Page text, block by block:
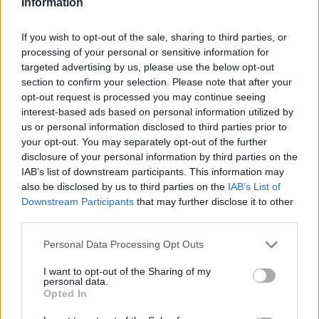
If you wish to opt-out of the sale, sharing to third parties, or
processing of your personal or sensitive information for
targeted advertising by us, please use the below opt-out
section to confirm your selection. Please note that after your
opt-out request is processed you may continue seeing
interest-based ads based on personal information utilized by
us or personal information disclosed to third parties prior to
your opt-out. You may separately opt-out of the further
disclosure of your personal information by third parties on the
IAB’s list of downstream participants. This information may
also be disclosed by us to third parties on the IAB’s List of
Downstream Participants that may further disclose it to other
Please note that this website/app uses one or more Google
not limited to your visit or usage behaviour. You may click to
grant or deny consent to Google and its third-party tags to
use your data for below specified purposes in below Google
consent section.
Personal Data Processing Opt Outs
I want to opt-out of the Sharing of my
personal data.
Opted In
Alapítvány munkáját a Peugeot robogók
importőre
Hogyan válasszunk gyereklábbelit?
Változás a budapesti parkolás területén